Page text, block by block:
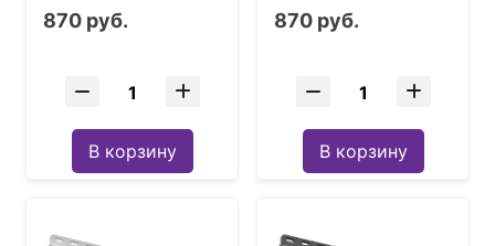
870 руб.
В корзину
870 руб.
В корзину